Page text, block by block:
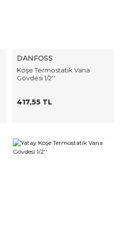
DANFOSS
Köşe Termostatik Vana
Gövdesi 1/2''
417,55 TL